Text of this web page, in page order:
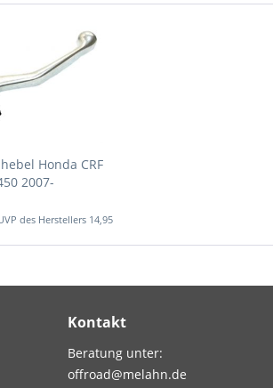
Honda CRF
2007-
14,95 € *
Kontakt
Beratung unter:
offroad@melahn.de